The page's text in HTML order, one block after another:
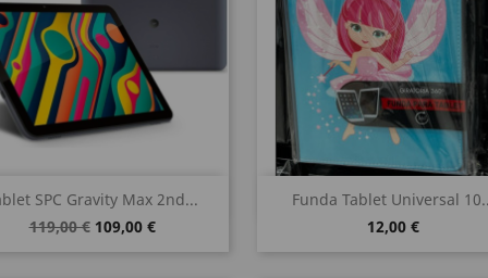
SPC Gravity Max 2nd...
119,00 € 109,00 €
Vista rápida
Funda Tablet Universal
12,00 €
Vista rápida